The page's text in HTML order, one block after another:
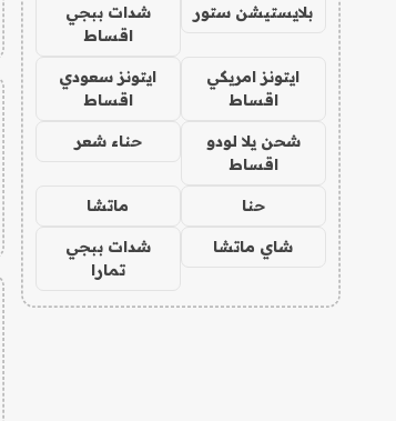
بلايستيشن ستور
شدات ببجي
اقساط
ايتونز امريكي
اقساط
ايتونز سعودي
اقساط
شحن يلا لودو
اقساط
حناء شعر
حنا ماتشا
شاي ماتشا
شدات ببجي
تمارا